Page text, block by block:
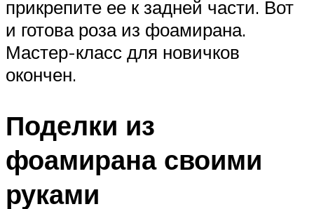
прикрепите ее к задней части. Вот
и готова роза из фоамирана.
Мастер-класс для новичков
окончен.
Поделки из
фоамирана своими
руками